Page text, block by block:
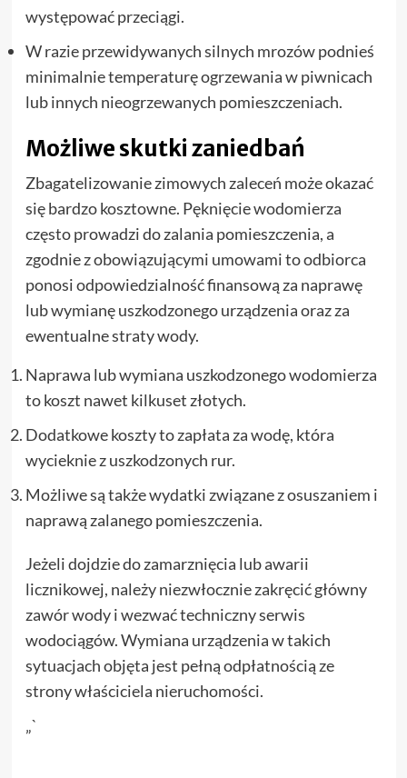
występować przeciągi.
W razie przewidywanych silnych mrozów podnieś
minimalnie temperaturę ogrzewania w piwnicach
lub innych nieogrzewanych pomieszczeniach.
Możliwe skutki zaniedbań
Zbagatelizowanie zimowych zaleceń może okazać
się bardzo kosztowne. Pęknięcie wodomierza
często prowadzi do zalania pomieszczenia, a
zgodnie z obowiązującymi umowami to odbiorca
ponosi odpowiedzialność finansową za naprawę
lub wymianę uszkodzonego urządzenia oraz za
ewentualne straty wody.
Naprawa lub wymiana uszkodzonego wodomierza
to koszt nawet kilkuset złotych.
Dodatkowe koszty to zapłata za wodę, która
wycieknie z uszkodzonych rur.
Możliwe są także wydatki związane z osuszaniem i
naprawą zalanego pomieszczenia.
Jeżeli dojdzie do zamarznięcia lub awarii
licznikowej, należy niezwłocznie zakręcić główny
zawór wody i wezwać techniczny serwis
wodociągów. Wymiana urządzenia w takich
sytuacjach objęta jest pełną odpłatnością ze
strony właściciela nieruchomości.
„`